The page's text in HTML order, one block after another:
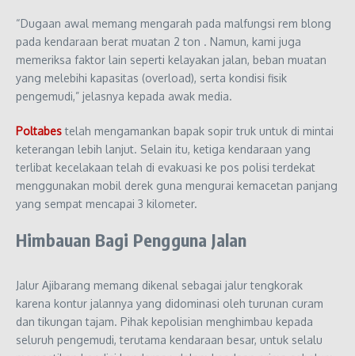
“Dugaan awal memang mengarah pada malfungsi rem blong
pada kendaraan berat muatan 2 ton . Namun, kami juga
memeriksa faktor lain seperti kelayakan jalan, beban muatan
yang melebihi kapasitas (overload), serta kondisi fisik
pengemudi,” jelasnya kepada awak media.
Poltabes telah mengamankan bapak sopir truk untuk di mintai
keterangan lebih lanjut. Selain itu, ketiga kendaraan yang
terlibat kecelakaan telah di evakuasi ke pos polisi terdekat
menggunakan mobil derek guna mengurai kemacetan panjang
yang sempat mencapai 3 kilometer.
Himbauan Bagi Pengguna Jalan
Jalur Ajibarang memang dikenal sebagai jalur tengkorak
karena kontur jalannya yang didominasi oleh turunan curam
dan tikungan tajam. Pihak kepolisian menghimbau kepada
seluruh pengemudi, terutama kendaraan besar, untuk selalu